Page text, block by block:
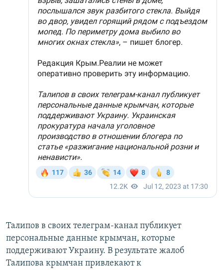
Талипов в своих телеграм-канал публикует
персональные данные крымчан, которые
поддерживают Украину. В результате жалоб
Талипова крымчан привлекают к